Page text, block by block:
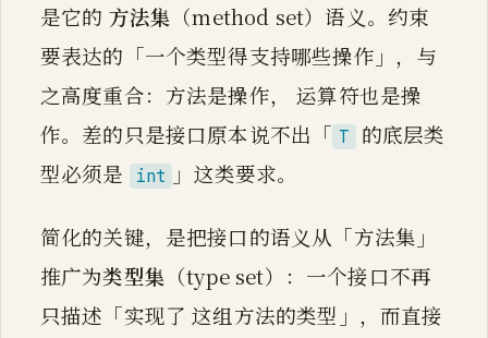
是它的 方法集 （method set）语义。约束
要表达的「一个类型得支持哪些操作」，与
之高度重合：方法是操作， 运算符也是操
作。差的只是接口原本说不出「 T 的底层类
型必须是
int 」这类要求。
简化的关键，是把接口的语义从「方法集」
推广为类型集 （type set）：一个接口不再
只描述「实现了 这组方法的类型」，而直接